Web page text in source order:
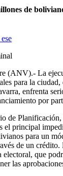
de
(ANV).- La
para la
enfrenta
por
de Planificación,
el principal
para un
de un
electoral, que
las